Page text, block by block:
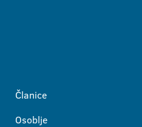
Članice
Osoblje